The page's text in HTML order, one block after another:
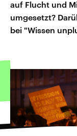
auf Flucht und
umgesetzt?
bei "Wissen